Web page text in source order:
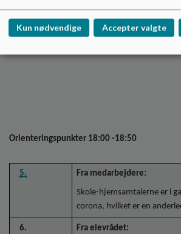
Beslutning: Planen er godkendt
Orienteringspunkter 18:00 -18:50
5. Fra medarbejdere:
Skole-hjemsamtalerne er i
corona, hvilket er en
6. Fra elevrådet:
Kun nødvendige Accepter valgte